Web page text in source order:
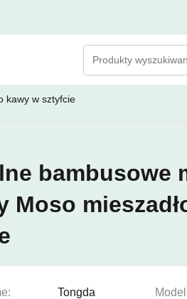
kawy w sztyfcie
bambusowe
Moso
Tongda